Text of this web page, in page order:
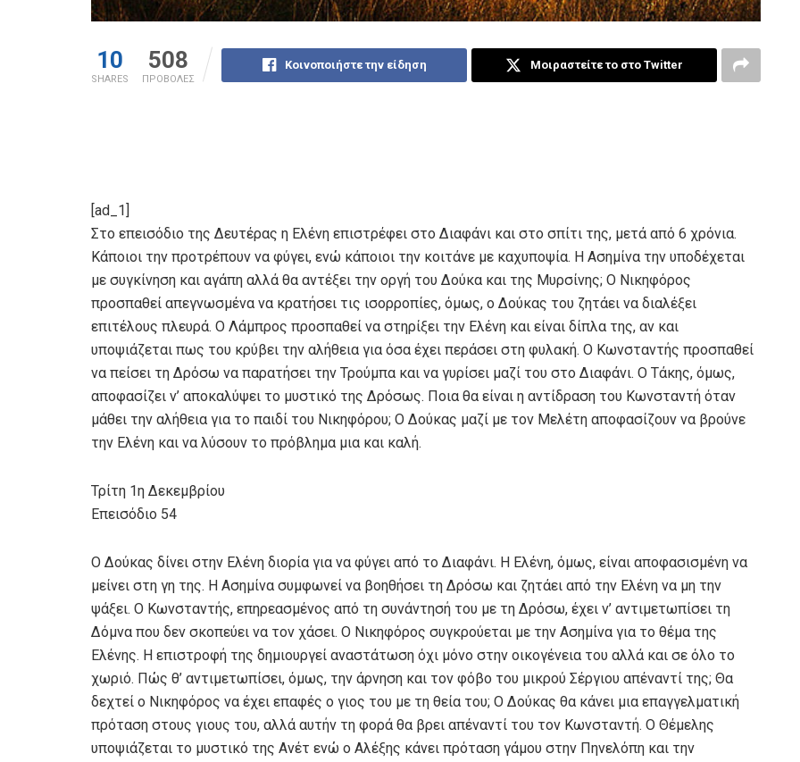
10
SHARES
508
ΠΡΟΒΟΛΕΣ
Κοινοποιήστε την είδηση Μοιραστείτε το στο Twitter
[ad_1]
Στο επεισόδιο της Δευτέρας η Ελένη επιστρέφει στο Διαφάνι και στο σπίτι της, μετά από 6 χρόνια.
Κάποιοι την προτρέπουν να φύγει, ενώ κάποιοι την κοιτάνε με καχυποψία. Η Ασημίνα την υποδέχεται
με συγκίνηση και αγάπη αλλά θα αντέξει την οργή του Δούκα και της Μυρσίνης; Ο Νικηφόρος
προσπαθεί απεγνωσμένα να κρατήσει τις ισορροπίες, όμως, ο Δούκας του ζητάει να διαλέξει
επιτέλους πλευρά. Ο Λάμπρος προσπαθεί να στηρίξει την Ελένη και είναι δίπλα της, αν και
υποψιάζεται πως του κρύβει την αλήθεια για όσα έχει περάσει στη φυλακή. Ο Κωνσταντής προσπαθεί
να πείσει τη Δρόσω να παρατήσει την Τρούμπα και να γυρίσει μαζί του στο Διαφάνι. Ο Τάκης, όμως,
αποφασίζει ν’ αποκαλύψει το μυστικό της Δρόσως. Ποια θα είναι η αντίδραση του Κωνσταντή όταν
μάθει την αλήθεια για το παιδί του Νικηφόρου; Ο Δούκας μαζί με τον Μελέτη αποφασίζουν να βρούνε
την Ελένη και να λύσουν το πρόβλημα μια και καλή.
Τρίτη 1η Δεκεμβρίου
Επεισόδιο 54
Ο Δούκας δίνει στην Ελένη διορία για να φύγει από το Διαφάνι. Η Ελένη, όμως, είναι αποφασισμένη να
μείνει στη γη της. Η Ασημίνα συμφωνεί να βοηθήσει τη Δρόσω και ζητάει από την Ελένη να μη την
ψάξει. Ο Κωνσταντής, επηρεασμένος από τη συνάντησή του με τη Δρόσω, έχει ν’ αντιμετωπίσει τη
Δόμνα που δεν σκοπεύει να τον χάσει. Ο Νικηφόρος συγκρούεται με την Ασημίνα για το θέμα της
Ελένης. Η επιστροφή της δημιουργεί αναστάτωση όχι μόνο στην οικογένεια του αλλά και σε όλο το
χωριό. Πώς θ’ αντιμετωπίσει, όμως, την άρνηση και τον φόβο του μικρού Σέργιου απέναντί της; Θα
δεχτεί ο Νικηφόρος να έχει επαφές ο γιος του με τη θεία του; Ο Δούκας θα κάνει μια επαγγελματική
πρόταση στους γιους του, αλλά αυτήν τη φορά θα βρει απέναντί του τον Κωνσταντή. Ο Θέμελης
υποψιάζεται το μυστικό της Ανέτ ενώ ο Αλέξης κάνει πρόταση γάμου στην Πηνελόπη και την